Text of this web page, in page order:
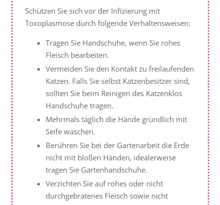
Schützen Sie sich vor der Infizierung mit
Toxoplasmose durch folgende Verhaltensweisen:
Tragen Sie Handschuhe, wenn Sie rohes
Fleisch bearbeiten.
Vermeiden Sie den Kontakt zu freilaufenden
Katzen. Falls Sie selbst Katzenbesitzer sind,
sollten Sie beim Reinigen des Katzenklos
Handschuhe tragen.
Mehrmals täglich die Hände gründlich mit
Seife waschen.
Berühren Sie bei der Gartenarbeit die Erde
nicht mit bloßen Händen, idealerweise
tragen Sie Gartenhandschuhe.
Verzichten Sie auf rohes oder nicht
durchgebratenes Fleisch sowie nicht